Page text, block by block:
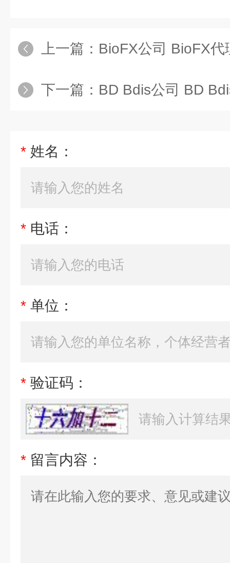
上一篇： BioFX公司 BioFX代
下一篇： BD Bdis公司 BD
* 姓名：
* 电话：
* 单位：
* 验证码：
* 留言内容：